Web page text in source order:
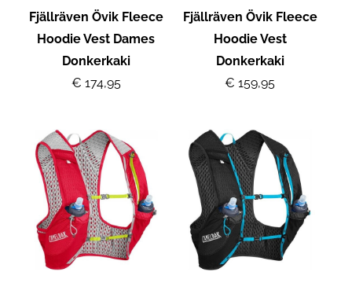
Fjällräven Övik Fleece
Hoodie Vest Dames
Donkerkaki
€ 174,95
Fjällräven Övik Fleece
Hoodie Vest
Donkerkaki
€ 159,95